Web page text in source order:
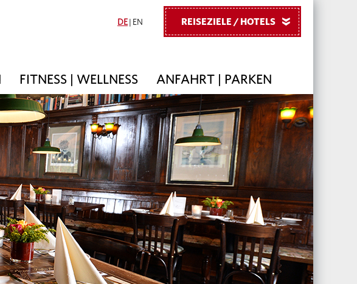
DE EN
FITNESS | WELLNESS ANFAHRT | PARKEN
REISEZIELE / HOTELS »